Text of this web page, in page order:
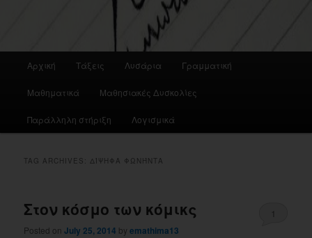
Αρχική Τάξεις Λυσάρια Γραμματική
Μαθηματικά Μαθησιακές Δυσκολίες
Παράλληλη στήριξη Λογισμικά
TAG ARCHIVES:ΔΊΨΗΦΑ ΦΩΝΉΝΤΑ
Στον κόσμο των κόμικς
Posted onJuly 25, 2014 byemathima13
1